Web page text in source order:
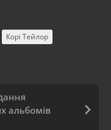
Корі Тейлор
альбомів